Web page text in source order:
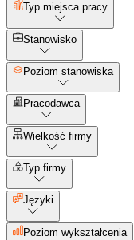
Typ miejsca pracy
Stanowisko
Poziom stanowiska
Pracodawca
Wielkość firmy
Typ firmy
Języki
Poziom wykształcenia